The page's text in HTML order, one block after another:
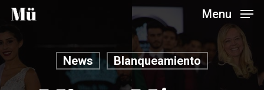
Skip
main
content
Menu
News Blanqueamiento